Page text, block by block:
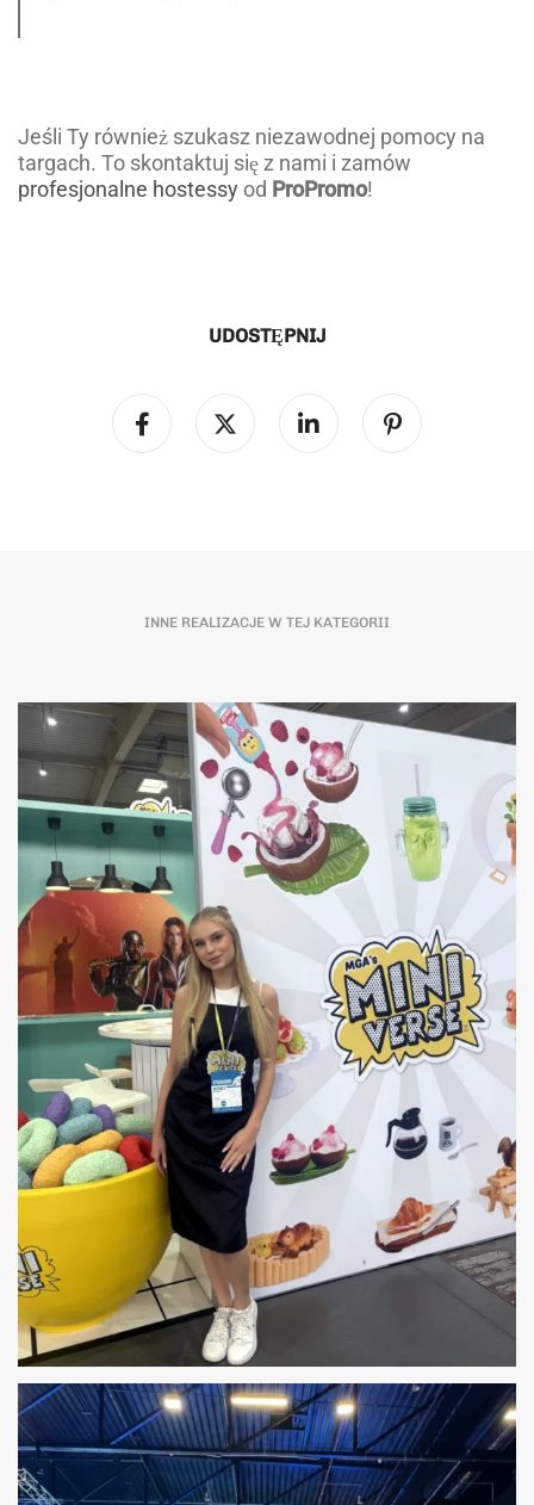
Jeśli Ty również szukasz niezawodnej pomocy na
targach. To skontaktuj się z nami i zamów
profesjonalne hostessy od ProPromo!
UDOSTĘPNIJ
INNE REALIZACJE W TEJ KATEGORII
HOSTESSY NA PYRKON W POZNANIU